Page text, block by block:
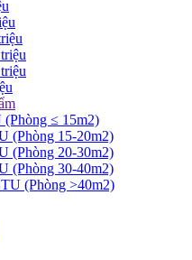
≤ 15m2)
(Phòng 15-20m2)
(Phòng 20-30m2)
(Phòng 30-40m2)
(Phòng >40m2)